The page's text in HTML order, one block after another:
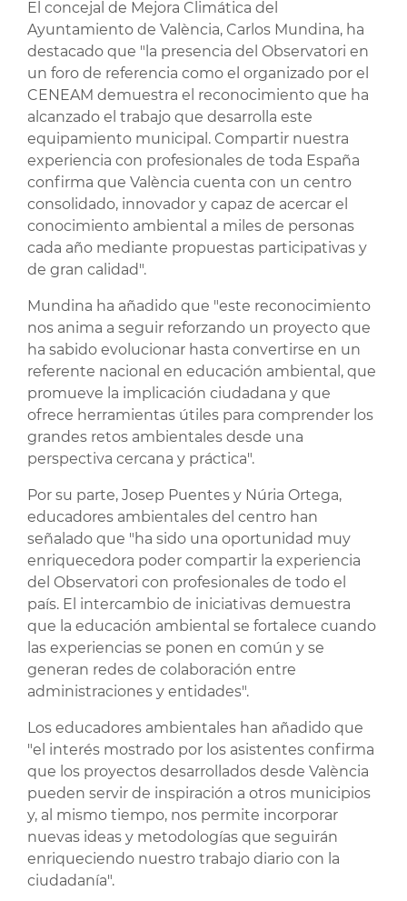
El concejal de Mejora Climática del
Ayuntamiento de València, Carlos Mundina, ha
destacado que "la presencia del Observatori en
un foro de referencia como el organizado por el
CENEAM demuestra el reconocimiento que ha
alcanzado el trabajo que desarrolla este
equipamiento municipal. Compartir nuestra
experiencia con profesionales de toda España
confirma que València cuenta con un centro
consolidado, innovador y capaz de acercar el
conocimiento ambiental a miles de personas
cada año mediante propuestas participativas y
de gran calidad".
Mundina ha añadido que "este reconocimiento
nos anima a seguir reforzando un proyecto que
ha sabido evolucionar hasta convertirse en un
referente nacional en educación ambiental, que
promueve la implicación ciudadana y que
ofrece herramientas útiles para comprender los
grandes retos ambientales desde una
perspectiva cercana y práctica".
Por su parte, Josep Puentes y Núria Ortega,
educadores ambientales del centro han
señalado que "ha sido una oportunidad muy
enriquecedora poder compartir la experiencia
del Observatori con profesionales de todo el
país. El intercambio de iniciativas demuestra
que la educación ambiental se fortalece cuando
las experiencias se ponen en común y se
generan redes de colaboración entre
administraciones y entidades".
Los educadores ambientales han añadido que
"el interés mostrado por los asistentes confirma
que los proyectos desarrollados desde València
pueden servir de inspiración a otros municipios
y, al mismo tiempo, nos permite incorporar
nuevas ideas y metodologías que seguirán
enriqueciendo nuestro trabajo diario con la
ciudadanía".